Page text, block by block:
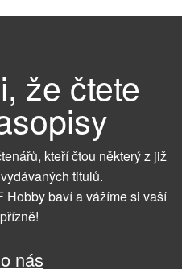
že čtete
kteří čtou některý z již
titulů.
Hobby baví a vážíme si vaší
nás